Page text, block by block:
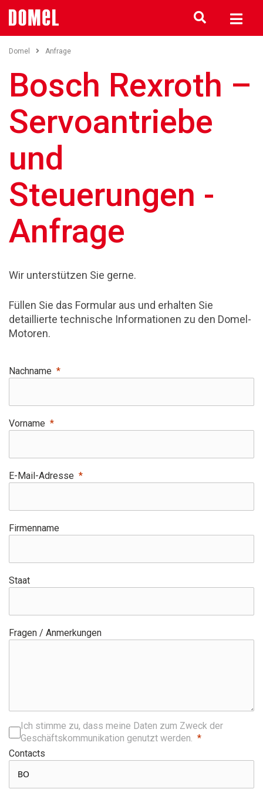
Domel Anfrage
Bosch Rexroth –
Servoantriebe
und
Steuerungen -
Anfrage
Wir unterstützen Sie gerne.
Füllen Sie das Formular aus und erhalten Sie
detaillierte technische Informationen zu den Domel-
Motoren.
Nachname
Vorname
E-Mail-Adresse
Firmenname
Staat
Fragen / Anmerkungen
Ich stimme zu, dass meine Daten zum Zweck der
Geschäftskommunikation genutzt werden.
Contacts